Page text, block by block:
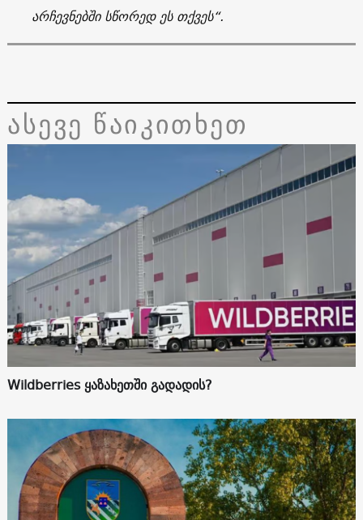
არჩევნებში სწორედ ეს თქვეს“.
ასევე წაიკითხეთ
Wildberries ყაზახეთში გადადის?